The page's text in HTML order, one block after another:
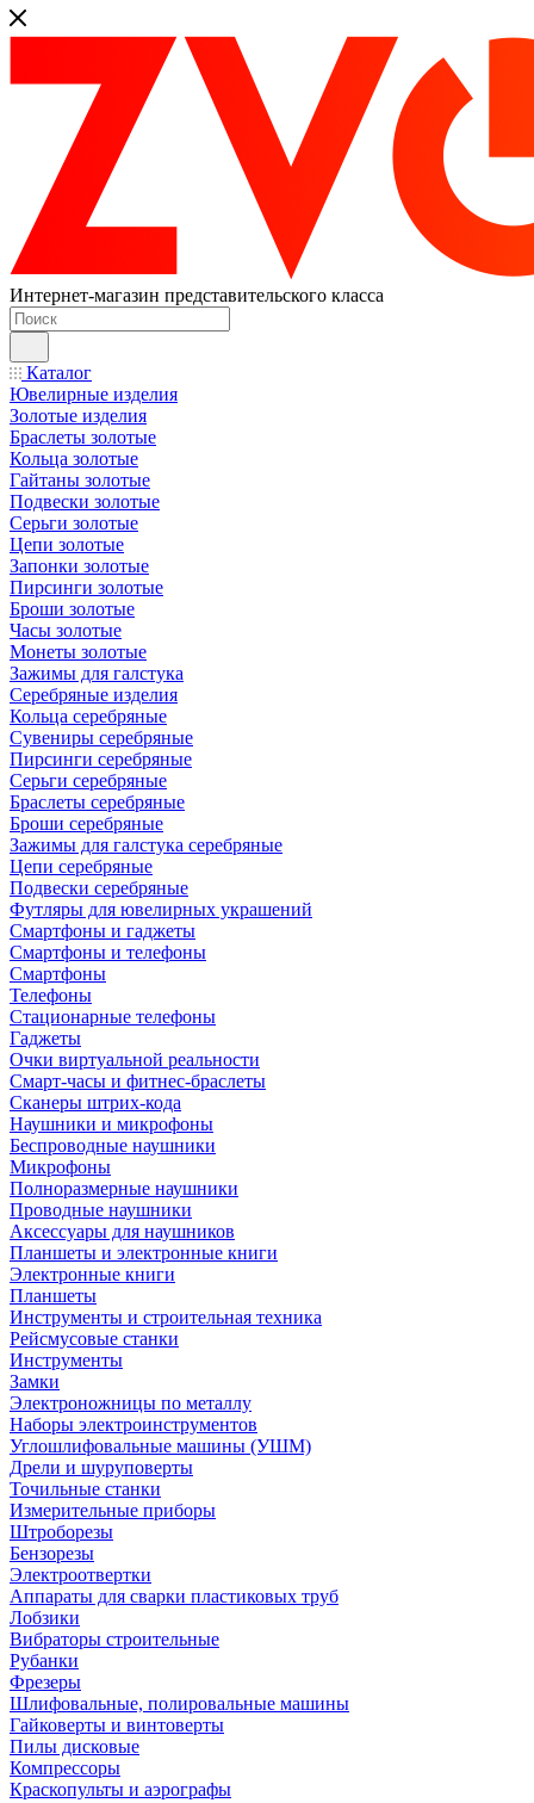
Интернет-магазин представительского класса
Каталог
Ювелирные изделия
Золотые изделия
Браслеты золотые
Кольца золотые
Гайтаны золотые
Подвески золотые
Серьги золотые
Цепи золотые
Запонки золотые
Пирсинги золотые
Броши золотые
Часы золотые
Монеты золотые
Зажимы для галстука
Серебряные изделия
Кольца серебряные
Сувениры серебряные
Пирсинги серебряные
Серьги серебряные
Браслеты серебряные
Броши серебряные
Зажимы для галстука серебряные
Цепи серебряные
Подвески серебряные
Футляры для ювелирных украшений
Смартфоны и гаджеты
Смартфоны и телефоны
Смартфоны
Телефоны
Стационарные телефоны
Гаджеты
Очки виртуальной реальности
Смарт-часы и фитнес-браслеты
Сканеры штрих-кода
Наушники и микрофоны
Беспроводные наушники
Микрофоны
Полноразмерные наушники
Проводные наушники
Аксессуары для наушников
Планшеты и электронные книги
Электронные книги
Планшеты
Инструменты и строительная техника
Рейсмусовые станки
Инструменты
Замки
Электроножницы по металлу
Наборы электроинструментов
Углошлифовальные машины (УШМ)
Дрели и шуруповерты
Точильные станки
Измерительные приборы
Штроборезы
Бензорезы
Электроотвертки
Аппараты для сварки пластиковых труб
Лобзики
Вибраторы строительные
Рубанки
Фрезеры
Шлифовальные, полировальные машины
Гайковерты и винтоверты
Пилы дисковые
Компрессоры
Краскопульты и аэрографы